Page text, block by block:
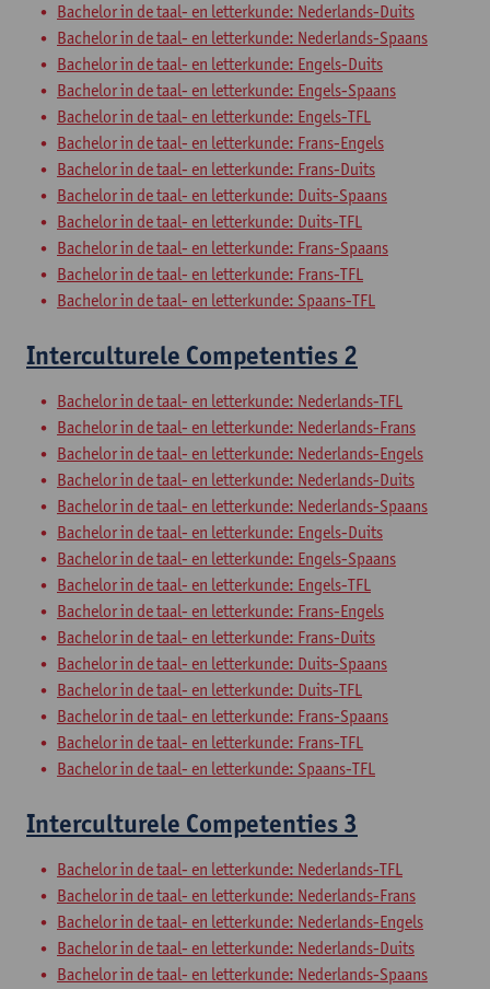
Bachelor in de taal- en letterkunde: Nederlands-Duits
Bachelor in de taal- en letterkunde: Nederlands-Spaans
Bachelor in de taal- en letterkunde: Engels-Duits
Bachelor in de taal- en letterkunde: Engels-Spaans
Bachelor in de taal- en letterkunde: Engels-TFL
Bachelor in de taal- en letterkunde: Frans-Engels
Bachelor in de taal- en letterkunde: Frans-Duits
Bachelor in de taal- en letterkunde: Duits-Spaans
Bachelor in de taal- en letterkunde: Duits-TFL
Bachelor in de taal- en letterkunde: Frans-Spaans
Bachelor in de taal- en letterkunde: Frans-TFL
Bachelor in de taal- en letterkunde: Spaans-TFL
Interculturele Competenties 2
Bachelor in de taal- en letterkunde: Nederlands-TFL
Bachelor in de taal- en letterkunde: Nederlands-Frans
Bachelor in de taal- en letterkunde: Nederlands-Engels
Bachelor in de taal- en letterkunde: Nederlands-Duits
Bachelor in de taal- en letterkunde: Nederlands-Spaans
Bachelor in de taal- en letterkunde: Engels-Duits
Bachelor in de taal- en letterkunde: Engels-Spaans
Bachelor in de taal- en letterkunde: Engels-TFL
Bachelor in de taal- en letterkunde: Frans-Engels
Bachelor in de taal- en letterkunde: Frans-Duits
Bachelor in de taal- en letterkunde: Duits-Spaans
Bachelor in de taal- en letterkunde: Duits-TFL
Bachelor in de taal- en letterkunde: Frans-Spaans
Bachelor in de taal- en letterkunde: Frans-TFL
Bachelor in de taal- en letterkunde: Spaans-TFL
Interculturele Competenties 3
Bachelor in de taal- en letterkunde: Nederlands-TFL
Bachelor in de taal- en letterkunde: Nederlands-Frans
Bachelor in de taal- en letterkunde: Nederlands-Engels
Bachelor in de taal- en letterkunde: Nederlands-Duits
Bachelor in de taal- en letterkunde: Nederlands-Spaans